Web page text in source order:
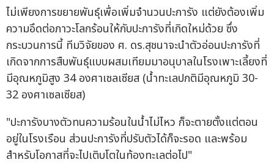
ไม่เพียงการขยายพันธุ์เพื่อเพิ่มจำนวนปะการัง แต่ยังต้องเพิ่ม
ความอึดต่อภาวะโลกร้อนให้กับปะการังที่เกิดใหม่ด้วย ซึ่ง
กระบวนการนี้ ทีมวิจัยของ ศ. ดร.สุชนาจะนำตัวอ่อนปะการังที่
เกิดจากการสืบพันธุ์แบบผสมเทียมมาอนุบาลในโรงเพาะเลี้ยงที่
มีอุณหภูมิสูง 34 องศาเซลเซียส (น้ำทะเลปกติมีอุณหภูมิ 30-
32 องศาเซลเซียส)
"ปะการังบางตัวทนความร้อนในน้ำไม่ไหว ก็จะตายตั้งแต่ตอน
อยู่ในโรงเรือน ส่วนปะการังที่ปรับตัวได้ก็จะรอด และพร้อม
สำหรับโอกาสที่จะไปเติบโตในท้องทะเลต่อไป"